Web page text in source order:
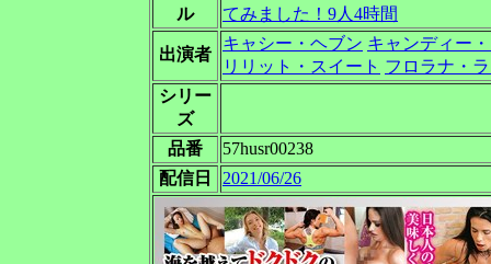
ル てみました！9人4時間
出演者
キャシー・ヘブン キャンディー
リリット・スイート フロラナ・
シリー
ズ
品番
57husr00238
配信日
2021/06/26